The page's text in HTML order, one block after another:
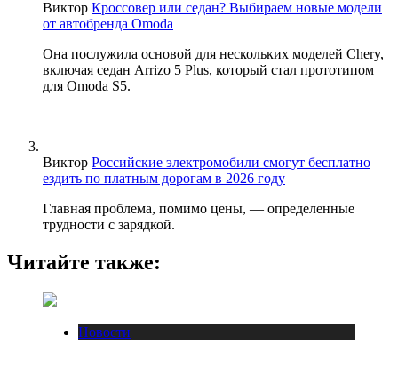
Виктор Кроссовер или седан? Выбираем новые модели
от автобренда Omoda
Она послужила основой для нескольких моделей Chery,
включая седан Arrizo 5 Plus, который стал прототипом
для Omoda S5.
Виктор Российские электромобили смогут бесплатно
ездить по платным дорогам в 2026 году
Главная проблема, помимо цены, — определенные
трудности с зарядкой.
Читайте также:
Новости